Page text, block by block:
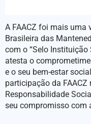
A FAACZ foi mais uma
Brasileira das
com o “Selo Instituição
atesta o
e o seu bem-estar
participação da FAACZ
Responsabilidade
seu compromisso com